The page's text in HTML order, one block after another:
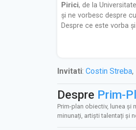
Pirici, de la
și ne vorbesc despre
Despre ce este vorba
Invitati: Costin Streba,
Despre Prim-
Prim-plan obiectiv, lunea și
minunați, artiști talentați și